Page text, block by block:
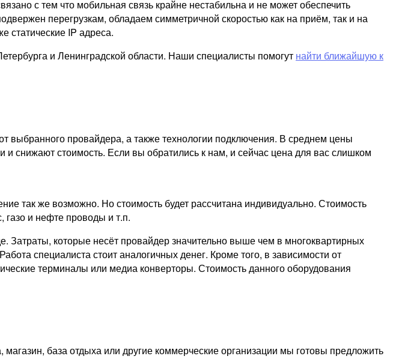
с тем что мобильная связь крайне нестабильна и не может обеспечить
перегрузкам, обладаем симметричной скоростью как на приём, так и на
статические IP адреса.
и Ленинградской области. Наши специалисты помогут найти ближайшую к
выбранного провайдера, а также технологии подключения. В среднем цены
снижают стоимость. Если вы обратились к нам, и сейчас цена для вас слишком
так же возможно. Но стоимость будет рассчитана индивидуально. Стоимость
газо и нефте проводы и т.п.
Затраты, которые несёт провайдер значительно выше чем в многоквартирных
специалиста стоит аналогичных денег. Кроме того, в зависимости от
терминалы или медиа конверторы. Стоимость данного оборудования
база отдыха или другие коммерческие организации мы готовы предложить